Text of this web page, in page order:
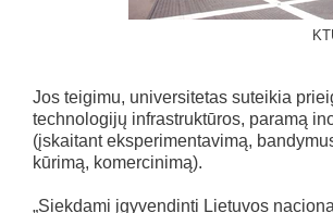
Jos teigimu, universitetas suteikia
technologijų infrastruktūros, paramą
(įskaitant eksperimentavimą,
kūrimą, komercinimą).
„Siekdami įgyvendinti Lietuvos